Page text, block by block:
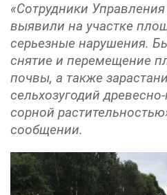
«Сотрудники
выявили на участке
серьезные нарушения.
снятие и перемещение
почвы, а также
сельхозугодий
сорной
сообщении.